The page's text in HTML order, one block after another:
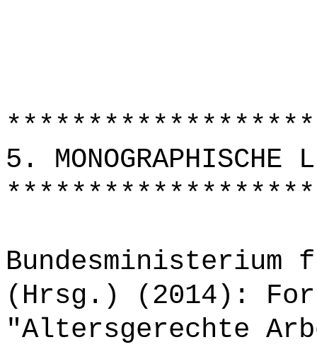
5. MONOGRAPHISCHE
(Hrsg.) (2014):
"Altersgerechte